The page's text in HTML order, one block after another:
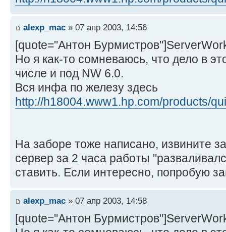
alexp_mac » 07 апр 2003, 14:56
[quote="Антон
Но я как-то сомневаюсь, что дело в
числе и под NW 6.0.
Вся инфа по железу здесь
http://h18004.www1.hp.com/products/
На заборе тоже написано, извините
сервер за 2 часа работы
ставить. Если интересно, попробую
alexp_mac » 07 апр 2003, 14:58
[quote="Антон